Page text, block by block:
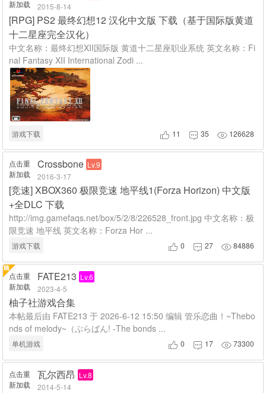
新加载
2015-8-14
[RPG] PS2 最终幻想12 汉化中文版 下载（基于国际版黄道
十二星座完全汉化）
中文名称：最终幻想XII国际版 黄道十二星座职业系统 英文名称：Fi
nal Fantasy XII International Zodi ...
游戏下载  11  35  126628
点击重
新加载
Crossbone Lv.9
2016-3-17
[竞速]XBOX360 极限竞速 地平线1(Forza Horizon) 中文版
+全DLC 下载
http://img.gamefaqs.net/box/5/2/8/226528_front.jpg 中文名称：极
限竞速 地平线 英文名称：Forza Hor ...
游戏下载  0  27 84886
点击重
新加载
FATE213 Lv.6
2023-4-5
柚子社游戏合集
本帖最后由 FATE213 于 2026-6-12 15:50 编辑 管乐恋曲！~Thebo
nds of melody~（ぶらばん! -The bonds ...
单机游戏  0  17 73300
点击重
新加载
瓦尔西昂 Lv.8
2014-5-14